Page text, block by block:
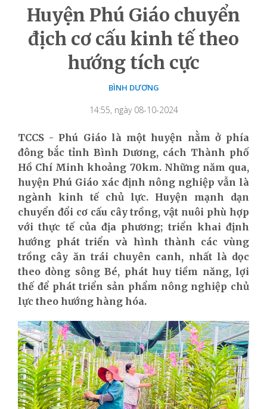
Huyện Phú Giáo chuyển
địch cơ cấu kinh tế theo
hướng tích cực
BÌNH DƯƠNG
14:55, ngày 08-10-2024
TCCS - Phú Giáo là một huyện nằm ở phía
đông bắc tỉnh Bình Dương, cách Thành phố
Hồ Chí Minh khoảng 70km. Những năm qua,
huyện Phú Giáo xác định nông nghiệp vẫn là
ngành kinh tế chủ lực. Huyện mạnh dạn
chuyển đổi cơ cấu cây trồng, vật nuôi phù hợp
với thực tế của địa phương; triển khai định
hướng phát triển và hình thành các vùng
trồng cây ăn trái chuyên canh, nhất là dọc
theo dòng sông Bé, phát huy tiềm năng, lợi
thế để phát triển sản phẩm nông nghiệp chủ
lực theo hướng hàng hóa.